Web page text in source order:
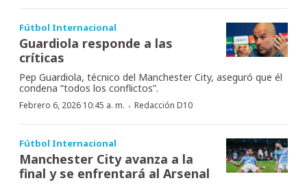
Fútbol Internacional
Guardiola responde a las
críticas
Pep Guardiola, técnico del Manchester City, aseguró que él
condena “todos los conflictos”.
Febrero 6, 2026 10:45 a. m. · Redacción D10
Fútbol Internacional
Manchester City avanza a la
final y se enfrentará al Arsenal